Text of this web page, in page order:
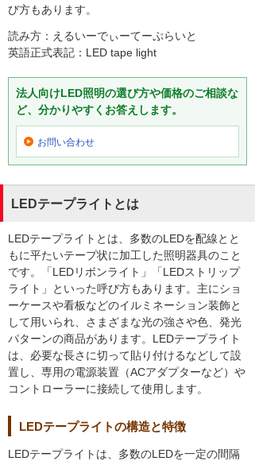
び方もあります。
読み方：えるいーでぃーてーぷらいと
英語正式表記：LED tape light
法人向けLED照明の選び方や価格のご相談な
ど、分かりやすくお答えします。
お問い合わせ
LEDテープライトとは
LEDテープライトとは、多数のLEDを配線とと
もに平たいテープ状に加工した照明器具のこと
です。「LEDリボンライト」「LEDストリップ
ライト」といった呼び方もあります。主にショ
ーケースや看板などのイルミネーション装飾と
して用いられ、さまざまな光の強さや色、発光
パターンの商品があります。LEDテープライト
は、必要な長さに切って貼り付けるなどして設
置し、専用の電源装置（ACアダプターなど）や
コントローラーに接続して使用します。
LEDテープライトの構造と特徴
LEDテープライトは、多数のLEDを一定の間隔